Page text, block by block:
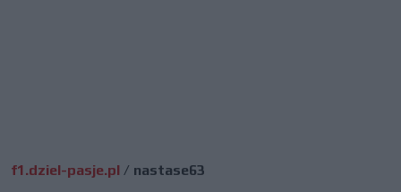
f1.dziel-pasje.pl / nastase63